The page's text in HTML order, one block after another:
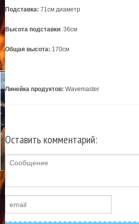
Подставка: 71см диаметр
Высота подставки: 36см
Общая высота: 170см
Линейка продуктов: Wavemaster
Оставить комментарий: